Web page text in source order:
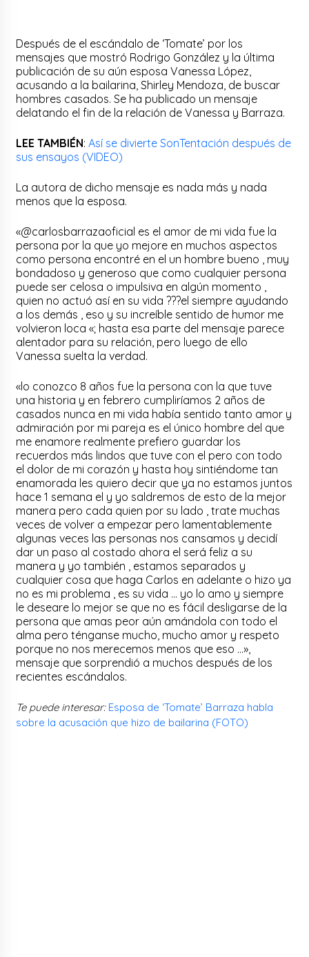
Después de el escándalo de ‘Tomate’ por los
mensajes que mostró Rodrigo González y la última
publicación de su aún esposa Vanessa López,
acusando a la bailarina, Shirley Mendoza, de buscar
hombres casados. Se ha publicado un mensaje
delatando el fin de la relación de Vanessa y Barraza.
LEE TAMBIÉN:Así se divierte SonTentación después de
sus ensayos (VIDEO)
La autora de dicho mensaje es nada más y nada
menos que la esposa.
«@carlosbarrazaoficial es el amor de mi vida fue la
persona por la que yo mejore en muchos aspectos
como persona encontré en el un hombre bueno , muy
bondadoso y generoso que como cualquier persona
puede ser celosa o impulsiva en algún momento ,
quien no actuó así en su vida ???el siempre ayudando
a los demás , eso y su increíble sentido de humor me
volvieron loca «; hasta esa parte del mensaje parece
alentador para su relación, pero luego de ello
Vanessa suelta la verdad.
«lo conozco 8 años fue la persona con la que tuve
una historia y en febrero cumpliríamos 2 años de
casados nunca en mi vida había sentido tanto amor y
admiración por mi pareja es el único hombre del que
me enamore realmente prefiero guardar los
recuerdos más lindos que tuve con el pero con todo
el dolor de mi corazón y hasta hoy sintiéndome tan
enamorada les quiero decir que ya no estamos juntos
hace 1 semana el y yo saldremos de esto de la mejor
manera pero cada quien por su lado , trate muchas
veces de volver a empezar pero lamentablemente
algunas veces las personas nos cansamos y decidí
dar un paso al costado ahora el será feliz a su
manera y yo también , estamos separados y
cualquier cosa que haga Carlos en adelante o hizo ya
no es mi problema , es su vida … yo lo amo y siempre
le deseare lo mejor se que no es fácil desligarse de la
persona que amas peor aún amándola con todo el
alma pero ténganse mucho, mucho amor y respeto
porque no nos merecemos menos que eso …»,
mensaje que sorprendió a muchos después de los
recientes escándalos.
Te puede interesar: Esposa de ‘Tomate’ Barraza habla
sobre la acusación que hizo de bailarina (FOTO)